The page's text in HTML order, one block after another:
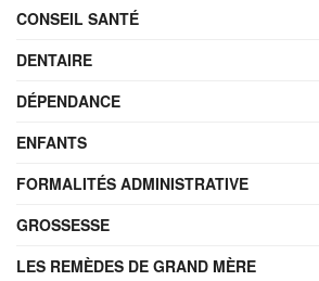
CONSEIL SANTÉ
DENTAIRE
DÉPENDANCE
ENFANTS
FORMALITÉS ADMINISTRATIVE
GROSSESSE
LES REMÈDES DE GRAND MÈRE